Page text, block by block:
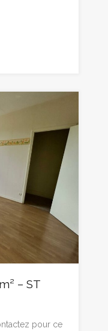
– ST
pour ce